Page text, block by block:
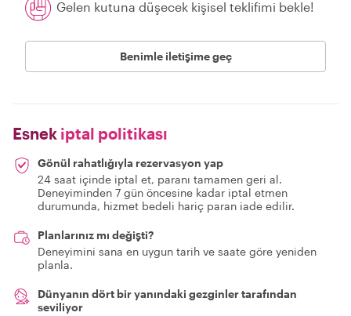
Gelen kutuna düşecek kişisel teklifimi bekle!
Benimle iletişime geç
Esnek iptal politikası
Gönül rahatlığıyla rezervasyon yap
24 saat içinde iptal et, paranı tamamen geri al.
Deneyiminden 7 gün öncesine kadar iptal etmen
durumunda, hizmet bedeli hariç paran iade edilir.
Planlarınız mı değişti?
Deneyimini sana en uygun tarih ve saate göre yeniden
planla.
Dünyanın dört bir yanındaki gezginler tarafından
seviliyor